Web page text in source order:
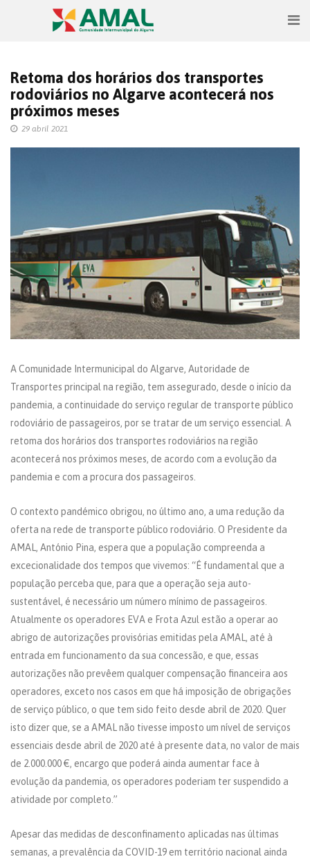
Retoma dos horários dos transportes
rodoviários no Algarve acontecerá nos
próximos meses
29 abril 2021
A Comunidade Intermunicipal do Algarve, Autoridade de
Transportes principal na região, tem assegurado, desde o início da
pandemia, a continuidade do serviço regular de transporte público
rodoviário de passageiros, por se tratar de um serviço essencial. A
retoma dos horários dos transportes rodoviários na região
acontecerá nos próximos meses, de acordo com a evolução da
pandemia e com a procura dos passageiros.
O contexto pandémico obrigou, no último ano, a uma redução da
oferta na rede de transporte público rodoviário. O Presidente da
AMAL, António Pina, espera que a população compreenda a
excecionalidade dos tempos que vivemos: “É fundamental que a
população perceba que, para que a operação seja auto-
sustentável, é necessário um número mínimo de passageiros.
Atualmente os operadores EVA e Frota Azul estão a operar ao
abrigo de autorizações provisórias emitidas pela AMAL, até à
entrada em funcionamento da sua concessão, e que, essas
autorizações não prevêem qualquer compensação financeira aos
operadores, exceto nos casos em que há imposição de obrigações
de serviço público, o que tem sido feito desde abril de 2020. Quer
isto dizer que, se a AMAL não tivesse imposto um nível de serviços
essenciais desde abril de 2020 até à presente data, no valor de mais
de 2.000.000 €, encargo que poderá ainda aumentar face à
evolução da pandemia, os operadores poderiam ter suspendido a
atividade por completo.”
Apesar das medidas de desconfinamento aplicadas nas últimas
semanas, a prevalência da COVID-19 em território nacional ainda